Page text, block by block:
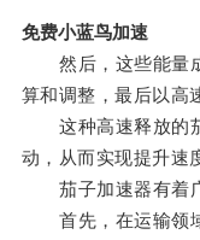
免费小蓝鸟加速
然后，这些能量成
算和调整，最后以高
这种高速释放的茄
动，从而实现提升速
茄子加速器有着广
首先，在运输领域